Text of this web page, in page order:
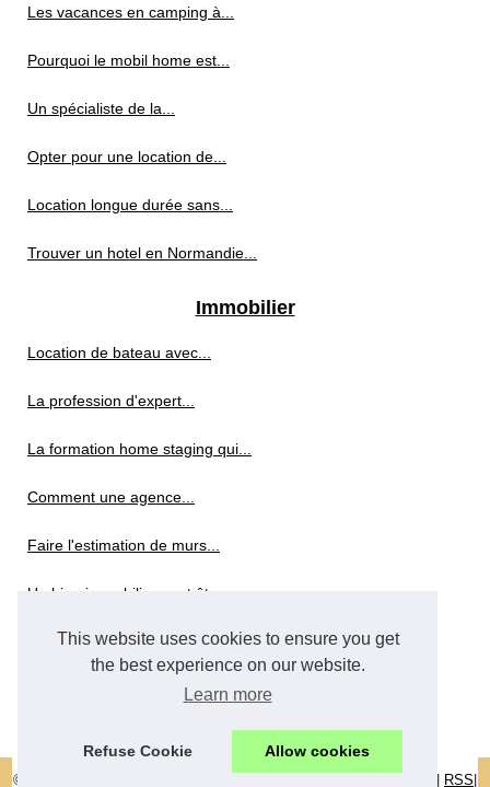
This website uses cookies to ensure you get
the best experience on our website.
Learn more
Refuse Cookie Allow cookies
Les vacances en camping à...
Pourquoi le mobil home est...
Un spécialiste de la...
Opter pour une location de...
Location longue durée sans...
Trouver un hotel en Normandie...
Immobilier
Location de bateau avec...
La profession d'expert...
La formation home staging qui...
Comment une agence...
Faire l'estimation de murs...
Un bien immobilier peut être...
Quelles charges déduire des...
Réforme des tarifs pour les...
© 2026 RSS